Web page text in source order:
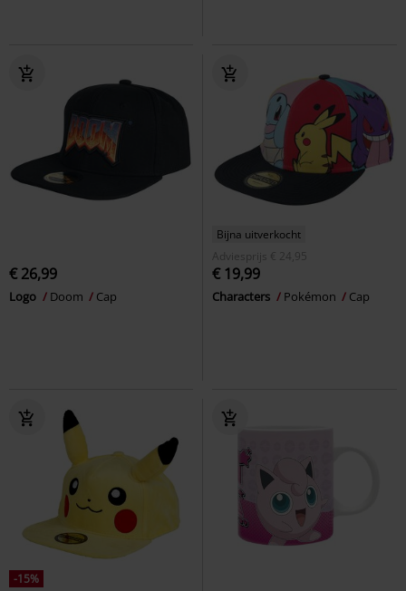
€ 26,99
Logo Doom Cap
Bijna uitverkocht
Adviesprijs
€ 24,95
€ 19,99
Characters Pokémon Cap
-15%